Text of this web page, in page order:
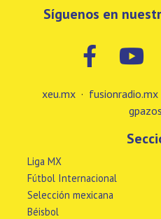
Síguenos en
xeu.mx · fusionradio.mx
Liga MX
Fútbol Internacional
Selección mexicana
Béisbol